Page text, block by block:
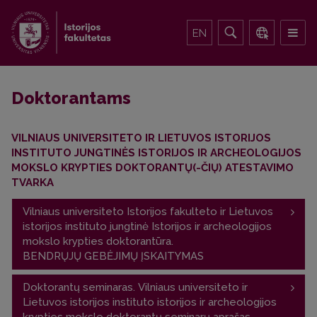
EN
Doktorantams
VILNIAUS UNIVERSITETO IR LIETUVOS ISTORIJOS
INSTITUTO JUNGTINĖS ISTORIJOS IR ARCHEOLOGIJOS
MOKSLO KRYPTIES DOKTORANTŲ(-ČIŲ) ATESTAVIMO
TVARKA
Vilniaus universiteto Istorijos fakulteto ir Lietuvos
istorijos instituto jungtinė Istorijos ir archeologijos
mokslo krypties doktorantūra.
BENDRŲJŲ GEBĖJIMŲ ĮSKAITYMAS
I. VU mokymai – kreditai suteikiami VU.
II. Mokslinė stažuotė – 1 savaitė 1 kr.
Doktorantų seminaras. Vilniaus universiteto ir
Lietuvos istorijos instituto istorijos ir archeologijos